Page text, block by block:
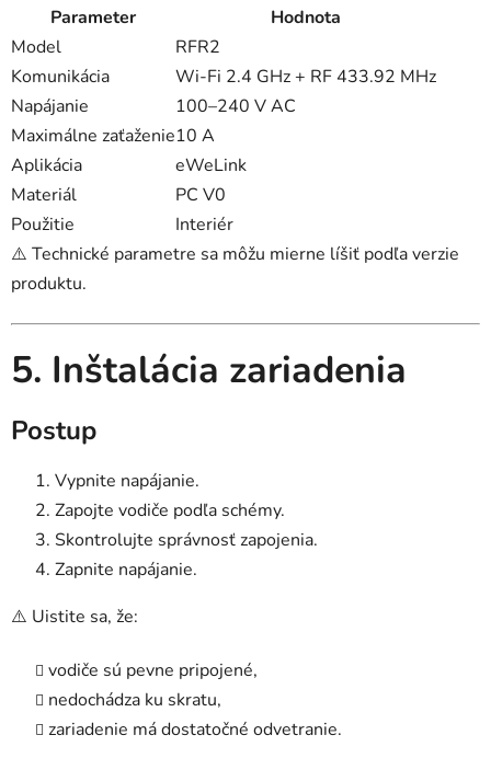
Parameter
Hodnota
Model
RFR2
Komunikácia
Wi-Fi 2.4 GHz + RF 433.92 MHz
Napájanie
100–240 V AC
Maximálne zaťaženie10 A
Aplikácia
eWeLink
Materiál
PC V0
Použitie
Interiér
⚠️ Technické parametre sa môžu mierne líšiť podľa verzie
produktu.
5. Inštalácia zariadenia
Postup
Vypnite napájanie.
Zapojte vodiče podľa schémy.
Skontrolujte správnosť zapojenia.
Zapnite napájanie.
⚠️ Uistite sa, že:
vodiče sú pevne pripojené,
nedochádza ku skratu,
zariadenie má dostatočné odvetranie.